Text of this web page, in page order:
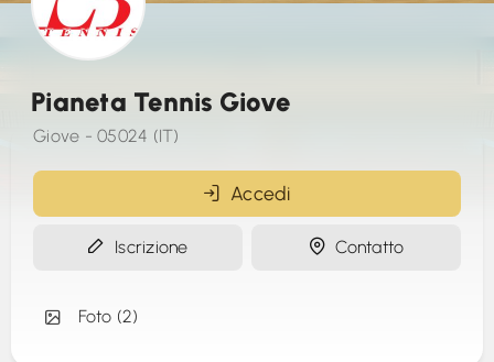
Pianeta Tennis Giove
Giove - 05024 (IT)
Accedi
Iscrizione Contatto
Foto (2)